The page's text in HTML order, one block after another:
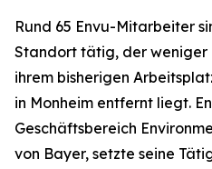
Rund 65 Envu-Mitarbeiter
Standort tätig, der weniger
ihrem bisherigen
in Monheim entfernt liegt.
Geschäftsbereich
von Bayer, setzte seine